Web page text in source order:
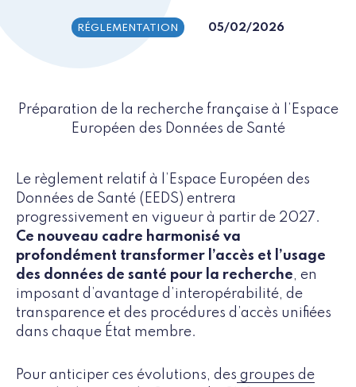
RÉGLEMENTATION 05/02/2026
Préparation de la recherche française à l’Espace
Européen des Données de Santé
Le règlement relatif à l’Espace Européen des
Données de Santé (EEDS) entrera
progressivement en vigueur à partir de 2027.
Ce nouveau cadre harmonisé va
profondément transformer l’accès et l’usage
des données de santé pour la recherche, en
imposant d’avantage d’interopérabilité, de
transparence et des procédures d’accès unifiées
dans chaque État membre.
Pour anticiper ces évolutions, des groupes de